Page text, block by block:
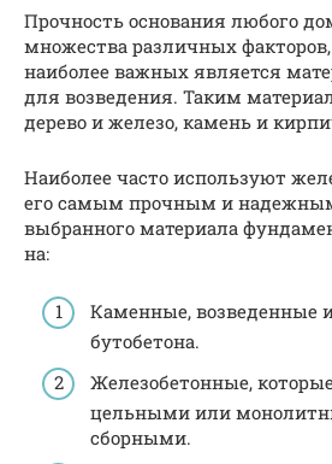
Прочность основания любого
множества различных
наиболее важных является
для возведения. Таким
дерево и железо, камень и
Наиболее часто используют
его самым прочным и
выбранного материала
на:
Каменные, возведенные
бутобетона.
Железобетонные,
цельными или
сборными.